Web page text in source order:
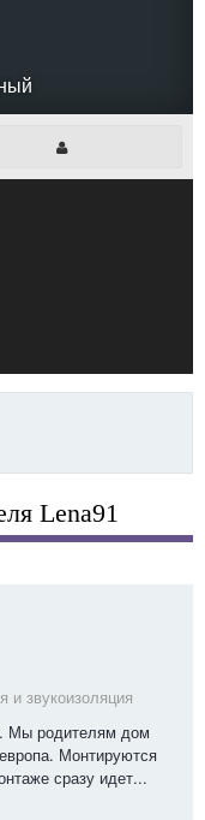
Lena91
и звукоизоляция
Мы родителям дом
Монтируются
сразу идет...